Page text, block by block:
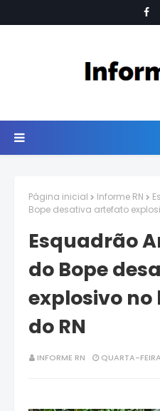
Página inicial Informe RN
Bope desativa artefato
Esquadrão
do Bope
explosivo
do RN
INFORME RN QUARTA-